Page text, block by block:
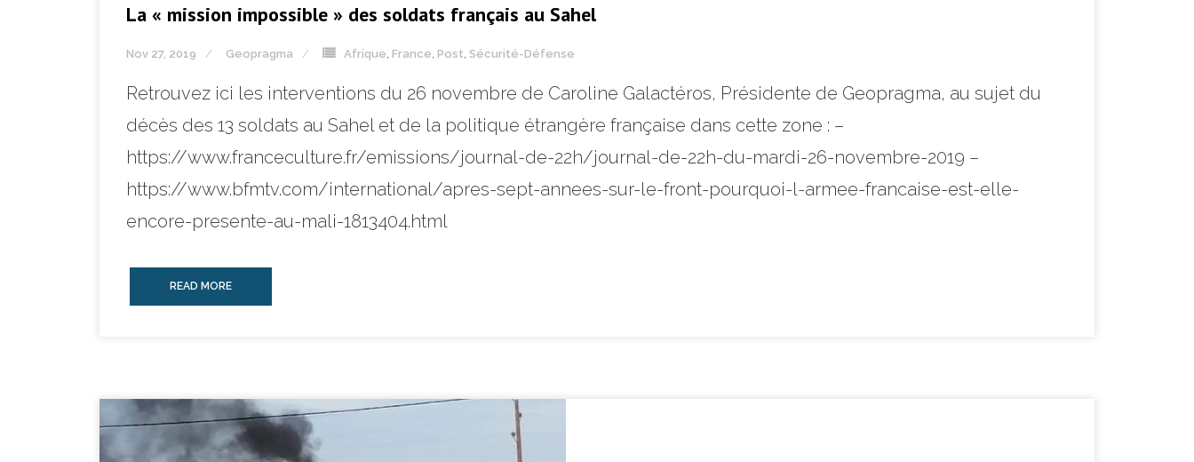
La « mission impossible » des soldats français au Sahel
Nov 27, 2019 Geopragma Afrique France Post Sécurité-Défense
Retrouvez ici les interventions du 26 novembre de Caroline Galactéros, Présidente de Geopragma, au sujet du
décès des 13 soldats au Sahel et de la politique étrangère française dans cette zone : –
https://www.franceculture.fr/emissions/journal-de-22h/journal-de-22h-du-mardi-26-novembre-2019 –
https://www.bfmtv.com/international/apres-sept-annees-sur-le-front-pourquoi-l-armee-francaise-est-elle-
encore-presente-au-mali-1813404.html
READ MORE